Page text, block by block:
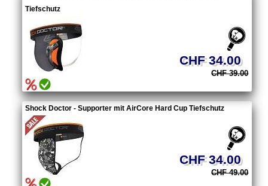
Tiefschutz
CHF 34.00
CHF 39.00
Shock Doctor - Supporter mit AirCore Hard Cup Tiefschutz
CHF 34.00
CHF 49.00